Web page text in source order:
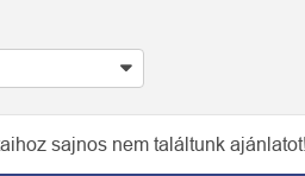
sajnos nem találtunk ajánlatot!